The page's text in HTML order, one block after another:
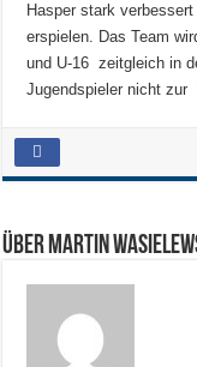
Hasper stark
erspielen. Das Team
und U-16 zeitgleich in
Jugendspieler nicht zur
Über Martin